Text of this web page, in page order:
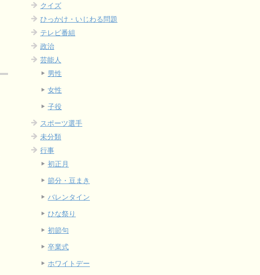
クイズ
ひっかけ・いじわる問題
テレビ番組
政治
芸能人
男性
女性
子役
スポーツ選手
未分類
行事
初正月
節分・豆まき
バレンタイン
ひな祭り
初節句
卒業式
ホワイトデー